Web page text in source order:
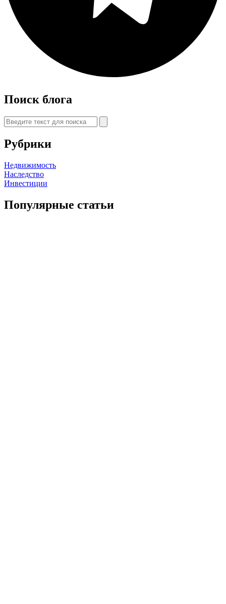
Поиск блога
Рубрики
Недвижимость
Наследство
Инвестиции
Популярные статьи